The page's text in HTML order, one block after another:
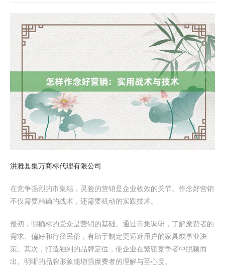
洪雅县集万商标代理有限公司
在竞争强烈的市集结，灵验的营销是企业收效的关节。作念好营销
不仅需要精确的战术，还需要机动的实践技术。
最初，明确标的受众是营销的基础。通过市集调研，了解糜费者的
需求、偏好和行径民俗，有助于制定更逼近用户的家具或事业决
策。其次，打造独到的品牌定位，使企业在繁密竞争者中脱颖而
出。明晰的品牌形象能增强糜费者的理解与至心度。